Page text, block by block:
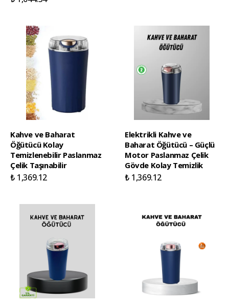
Kahve ve Baharat
Öğütücü Kolay
Temizlenebilir Paslanmaz
Çelik Taşınabilir
₺ 1,369.12
Elektrikli Kahve ve
Baharat Öğütücü – Güçlü
Motor Paslanmaz Çelik
Gövde Kolay Temizlik
₺ 1,369.12